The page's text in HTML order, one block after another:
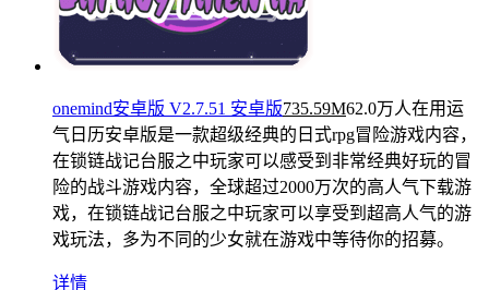
onemind安卓版 V2.7.51 安卓版735.59M62.0万人在用运
气日历安卓版是一款超级经典的日式rpg冒险游戏内容，
在锁链战记台服之中玩家可以感受到非常经典好玩的冒
险的战斗游戏内容，全球超过2000万次的高人气下载游
戏，在锁链战记台服之中玩家可以享受到超高人气的游
戏玩法，多为不同的少女就在游戏中等待你的招募。
详情